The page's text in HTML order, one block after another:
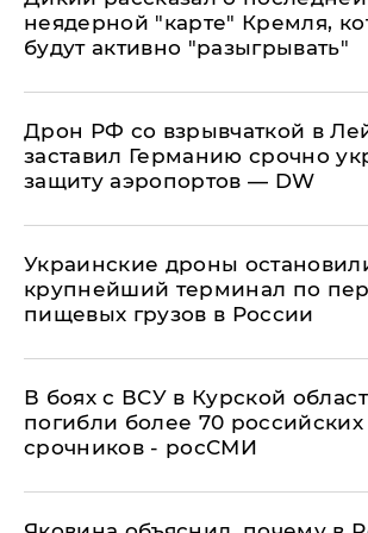
неядерной "карте" Кремля,
будут активно "разыгрывать"
​Дрон РФ со взрывчаткой в
заставил Германию срочно
защиту аэропортов — DW
Украинские дроны
крупнейший терминал по
пищевых грузов в России
В боях с ВСУ в Курской
погибли более 70 российских
срочников - росСМИ